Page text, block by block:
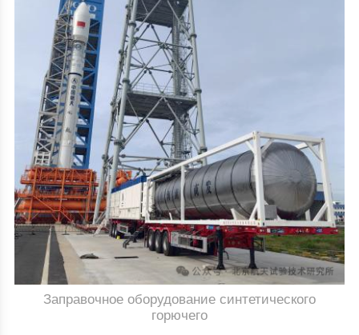
Заправочное оборудование синтетического
горючего